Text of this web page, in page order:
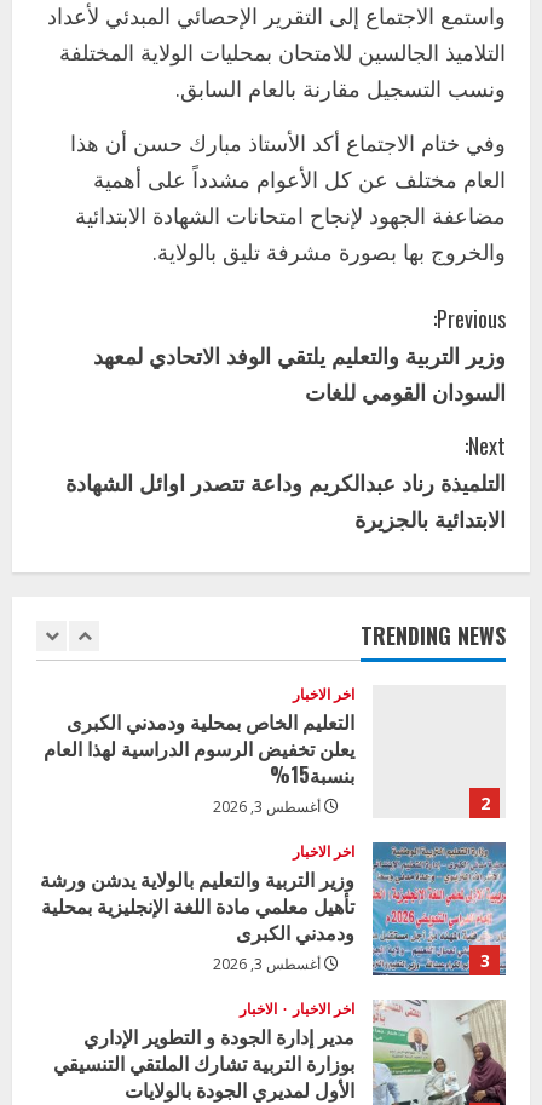
واستمع الاجتماع إلى التقرير الإحصائي المبدئي لأعداد
التلاميذ الجالسين للامتحان بمحليات الولاية المختلفة
ونسب التسجيل مقارنة بالعام السابق.
وفي ختام الاجتماع أكد الأستاذ مبارك حسن أن هذا
العام مختلف عن كل الأعوام مشدداً على أهمية
مضاعفة الجهود لإنجاح امتحانات الشهادة الابتدائية
والخروج بها بصورة مشرفة تليق بالولاية.
C
o
n
t
i
n
u
e
e
a
d
i
n
g
Previous:
وزير التربية والتعليم يلتقي الوفد الاتحادي لمعهد
السودان القومي للغات
Next:
التلميذة رناد عبدالكريم وداعة تتصدر اوائل الشهادة
الابتدائية بالجزيرة
TRENDING NEWS
2 أغسطس 3, 2026
3
اخر الاخبار
وزير التربية والتعليم بالولاية يدشن ورشة
ودمدني الكبرى
أغسطس 3, 2026
4
اخر الاخبار الاخبار
مدير إدارة الجودة و التطوير الإداري
بوزارة التربية تشارك الملتقي التنسيقي
5
اخر الاخبار
إدارة الأنشطة المدرسية بمحلية مدني
يوليو 29, 2026
1
2
اخر الاخبار
التعليم الخاص بمحلية ودمدني الكبرى
يعلن تخفيض الرسوم الدراسية لهذا العام
بنسبة15%
أغسطس 3, 2026
3
اخر الاخبار
وزير التربية والتعليم بالولاية يدشن ورشة
تأهيل معلمي مادة اللغة الإنجليزية بمحلية
ودمدني الكبرى
أغسطس 3, 2026
اخر الاخبار الاخبار
مدير إدارة الجودة و التطوير الإداري
بوزارة التربية تشارك الملتقي التنسيقي
الأول لمديري الجودة بالولايات